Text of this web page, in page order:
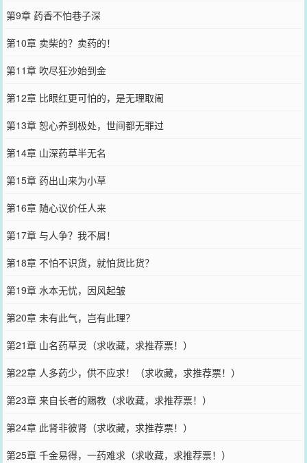
第9章 药香不怕巷子深
第10章 卖柴的？卖药的！
第11章 吹尽狂沙始到金
第12章 比眼红更可怕的，是无理取闹
第13章 恕心养到极处，世间都无罪过
第14章 山深药草半无名
第15章 药出山来为小草
第16章 随心议价任人来
第17章 与人争？我不屑！
第18章 不怕不识货，就怕货比货？
第19章 水本无忧，因风起皱
第20章 未有此气，岂有此理？
第21章 山名药草灵（求收藏，求推荐票！）
第22章 人多药少，供不应求！（求收藏，求推荐票！）
第23章 来自长者的赐教（求收藏，求推荐票！）
第24章 此肾非彼肾（求收藏，求推荐票！）
第25章 千金易得，一药难求（求收藏，求推荐票！）